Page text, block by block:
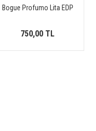
Bogue Profumo Lita EDP
750,00 TL